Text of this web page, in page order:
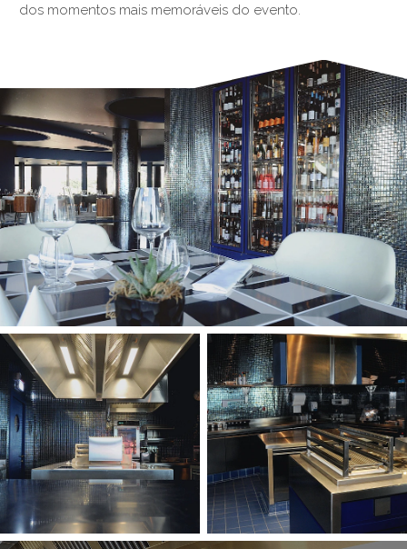
dos momentos mais memoráveis do evento.